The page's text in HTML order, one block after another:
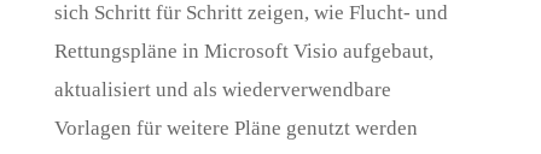
sich Schritt für Schritt zeigen, wie Flucht- und
Rettungspläne in Microsoft Visio aufgebaut,
aktualisiert und als wiederverwendbare
Vorlagen für weitere Pläne genutzt werden